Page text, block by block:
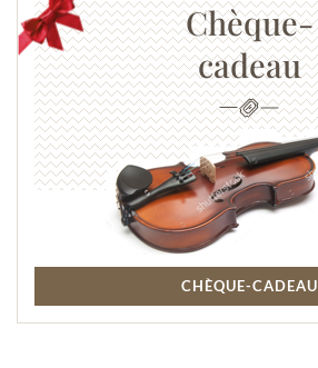
Chèque-
cadeau
CHÈQUE-CADEAU